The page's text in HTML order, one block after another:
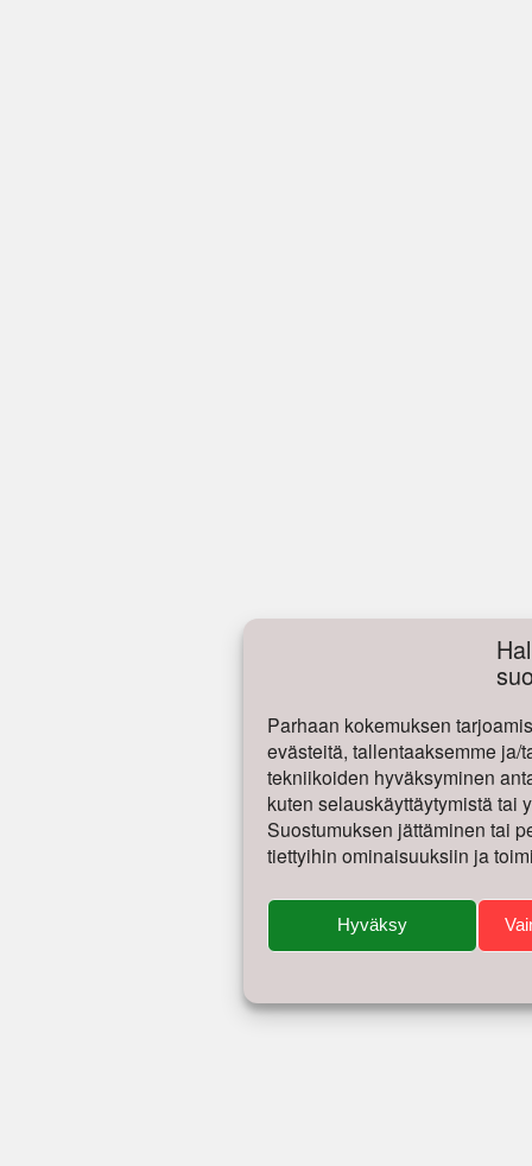
Parhaan kokemuksen
evästeitä, tallentaaksemme ja/
tekniikoiden hyväksyminen
kuten selauskäyttäytymistä tai
Suostumuksen jättäminen tai
tiettyihin ominaisuuksiin ja
Hyväksy